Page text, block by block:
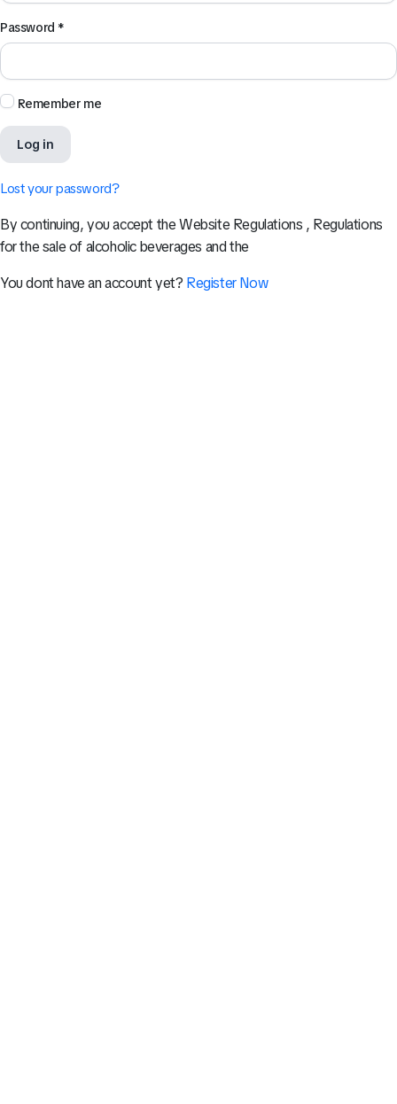
Password *
Remember me
Log in
Lost your password?
By continuing, you accept the Website Regulations , Regulations
for the sale of alcoholic beverages and the
You dont have an account yet? Register Now